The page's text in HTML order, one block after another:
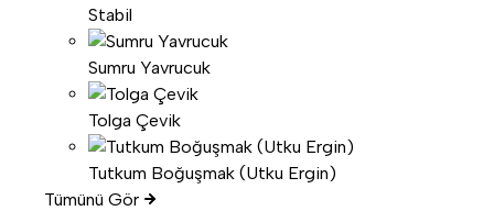
Stabil
Sumru Yavrucuk
Tolga Çevik
Tutkum Boğuşmak (Utku Ergin)
Tümünü Gör